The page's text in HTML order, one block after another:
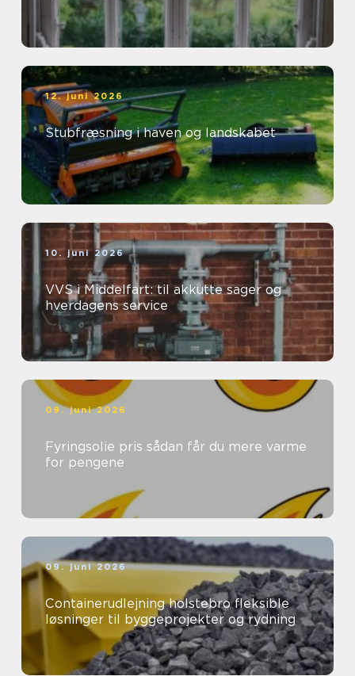
12. juni 2026
Stubfræsning i haven og landskabet
10. juni 2026
VVS i Middelfart: til akkutte sager og
hverdagens service
09. juni 2026
Fyringsolie pris sådan får du mere varme
for pengene
09. juni 2026
Containerudlejning holstebro fleksible
løsninger til byggeprojekter og rydning